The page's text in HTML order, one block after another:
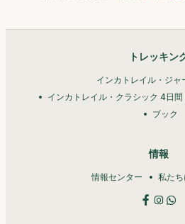
トレッキン
インカトレイル・ジャ
インカトレイル・クラシック 4日間
ブック
情報
情報センター 私た